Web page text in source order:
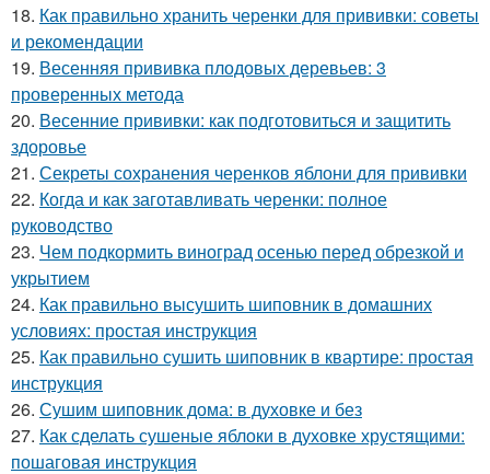
18. Как правильно хранить черенки для прививки: советы
и рекомендации
19. Весенняя прививка плодовых деревьев: 3
проверенных метода
20. Весенние прививки: как подготовиться и защитить
здоровье
21. Секреты сохранения черенков яблони для прививки
22. Когда и как заготавливать черенки: полное
руководство
23. Чем подкормить виноград осенью перед обрезкой и
укрытием
24. Как правильно высушить шиповник в домашних
условиях: простая инструкция
25. Как правильно сушить шиповник в квартире: простая
инструкция
26. Сушим шиповник дома: в духовке и без
27. Как сделать сушеные яблоки в духовке хрустящими:
пошаговая инструкция